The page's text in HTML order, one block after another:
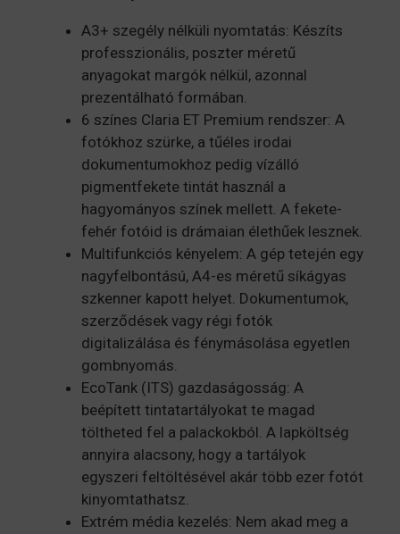
A3+ szegély nélküli nyomtatás: Készíts
professzionális, poszter méretű
anyagokat margók nélkül, azonnal
prezentálható formában.
6 színes Claria ET Premium rendszer: A
fotókhoz szürke, a tűéles irodai
dokumentumokhoz pedig vízálló
pigmentfekete tintát használ a
hagyományos színek mellett. A fekete-
fehér fotóid is drámaian élethűek lesznek.
Multifunkciós kényelem: A gép tetején egy
nagyfelbontású, A4-es méretű síkágyas
szkenner kapott helyet. Dokumentumok,
szerződések vagy régi fotók
digitalizálása és fénymásolása egyetlen
gombnyomás.
EcoTank (ITS) gazdaságosság: A
beépített tintatartályokat te magad
töltheted fel a palackokból. A lapköltség
annyira alacsony, hogy a tartályok
egyszeri feltöltésével akár több ezer fotót
kinyomtathatsz.
Extrém média kezelés: Nem akad meg a